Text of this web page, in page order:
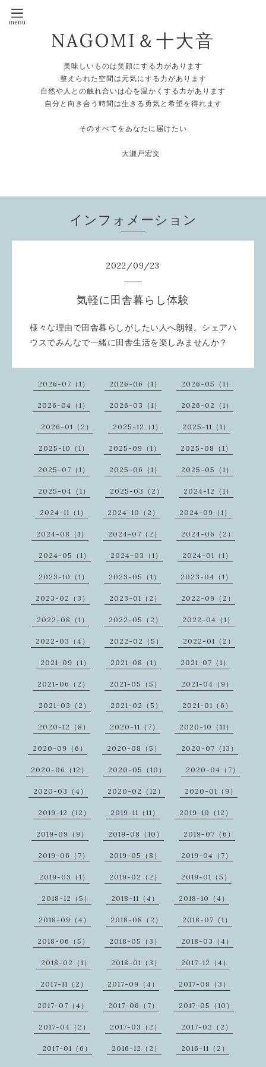
NAGOMI＆十大音
美味しいものは笑顔にする力があります
整えられた空間は元気にする力があります
自然や人との触れ合いは心を温かくする力があります
自分と向き合う時間は生きる勇気と希望を得れます
そのすべてをあなたに届けたい
大瀬戸宏文
インフォメーション
2022/09/23
気軽に田舎暮らし体験
様々な理由で田舎暮らしがしたい人へ朗報。シェアハ
ウスでみんなで一緒に田舎生活を楽しみませんか？
2026-07（1） 2026-06（1） 2026-05（1）
2026-04（1） 2026-03（1） 2026-02（1）
2026-01（2） 2025-12（1） 2025-11（1）
2025-10（1） 2025-09（1） 2025-08（1）
2025-07（1） 2025-06（1） 2025-05（1）
2025-04（1） 2025-03（2） 2024-12（1）
2024-11（1） 2024-10（2） 2024-09（1）
2024-08（1） 2024-07（2） 2024-06（2）
2024-05（1） 2024-03（1） 2024-01（1）
2023-10（1） 2023-05（1） 2023-04（1）
2023-02（3） 2023-01（2） 2022-09（2）
2022-08（1） 2022-05（2） 2022-04（1）
2022-03（4） 2022-02（5） 2022-01（2）
2021-09（1） 2021-08（1） 2021-07（1）
2021-06（2） 2021-05（5） 2021-04（9）
2021-03（2） 2021-02（5） 2021-01（6）
2020-12（8） 2020-11（7） 2020-10（11）
2020-09（6） 2020-08（5） 2020-07（13）
2020-06（12） 2020-05（10） 2020-04（7）
2020-03（4） 2020-02（12） 2020-01（9）
2019-12（12） 2019-11（11） 2019-10（12）
2019-09（9） 2019-08（10） 2019-07（6）
2019-06（7） 2019-05（8） 2019-04（7）
2019-03（1） 2019-02（2） 2019-01（5）
2018-12（5） 2018-11（4） 2018-10（4）
2018-09（4） 2018-08（2） 2018-07（1）
2018-06（5） 2018-05（3） 2018-03（4）
2018-02（1） 2018-01（3） 2017-12（4）
2017-11（2） 2017-09（4） 2017-08（3）
2017-07（4） 2017-06（7） 2017-05（10）
2017-04（2） 2017-03（2） 2017-02（2）
2017-01（6） 2016-12（2） 2016-11（2）